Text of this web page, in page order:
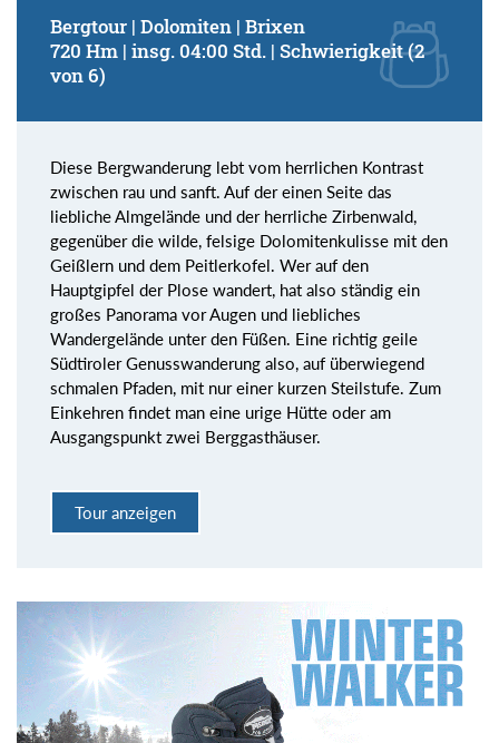
Bergtour | Dolomiten | Brixen
720 Hm | insg. 04:00 Std. | Schwierigkeit (2
von 6)
Diese Bergwanderung lebt vom herrlichen Kontrast
zwischen rau und sanft. Auf der einen Seite das
liebliche Almgelände und der herrliche Zirbenwald,
gegenüber die wilde, felsige Dolomitenkulisse mit den
Geißlern und dem Peitlerkofel. Wer auf den
Hauptgipfel der Plose wandert, hat also ständig ein
großes Panorama vor Augen und liebliches
Wandergelände unter den Füßen. Eine richtig geile
Südtiroler Genusswanderung also, auf überwiegend
schmalen Pfaden, mit nur einer kurzen Steilstufe. Zum
Einkehren findet man eine urige Hütte oder am
Ausgangspunkt zwei Berggasthäuser.
Tour anzeigen